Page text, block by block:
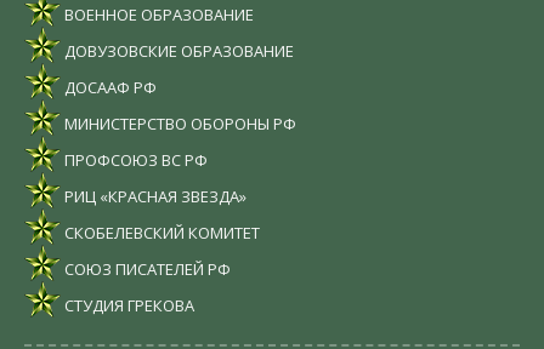
ВОЕННОЕ ОБРАЗОВАНИЕ
ДОВУЗОВСКИЕ ОБРАЗОВАНИЕ
ДОСААФ РФ
МИНИСТЕРСТВО ОБОРОНЫ РФ
ПРОФСОЮЗ ВС РФ
РИЦ «КРАСНАЯ ЗВЕЗДА»
СКОБЕЛЕВСКИЙ КОМИТЕТ
СОЮЗ ПИСАТЕЛЕЙ РФ
СТУДИЯ ГРЕКОВА